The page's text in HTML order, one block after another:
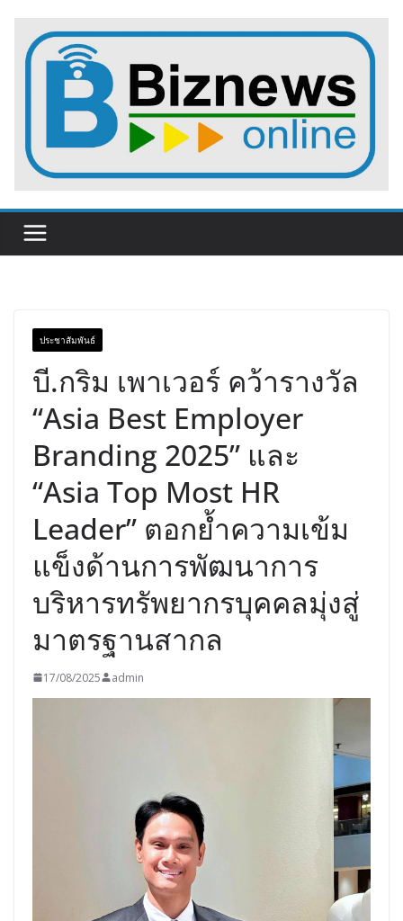
content
ประชาสัมพันธ์
บี.กริม เพาเวอร์ คว้ารางวัล
“Asia Best Employer
Branding 2025” และ
“Asia Top Most HR
Leader” ตอกย้ำความเข้ม
แข็งด้านการพัฒนาการ
บริหารทรัพยากรบุคคลมุ่งสู่
มาตรฐานสากล
17/08/2025 admin